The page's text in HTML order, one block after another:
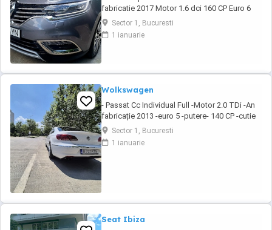
fabricatie 2017 Motor 1.6 dci 160 CP Euro 6
Rulaj 184.974 km (km reali, certificati prin
documente) Cutie automata, adusa in 2024
din Belgia cu revizii complete reprezentanta
Sector 1, Bucuresti
1 ianuarie
Wolkswagen
- Passat Cc Individual Full -Motor 2.0 TDi -An
fabricație 2013 -euro 5 -putere- 140 CP -cutie
manuală -DPF Activ -km 342000 100% Reali!
(Ofer seria) Dotării: - Auto hold - Senzori
parcare fata spate cu afisaj - Camera
Sector 1, Bucuresti
1 ianuarie
Seat Ibiza